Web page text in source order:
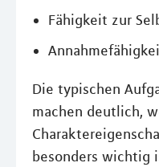
Fähigkeit zur
Die typischen
machen deutlich,
besonders wichtig